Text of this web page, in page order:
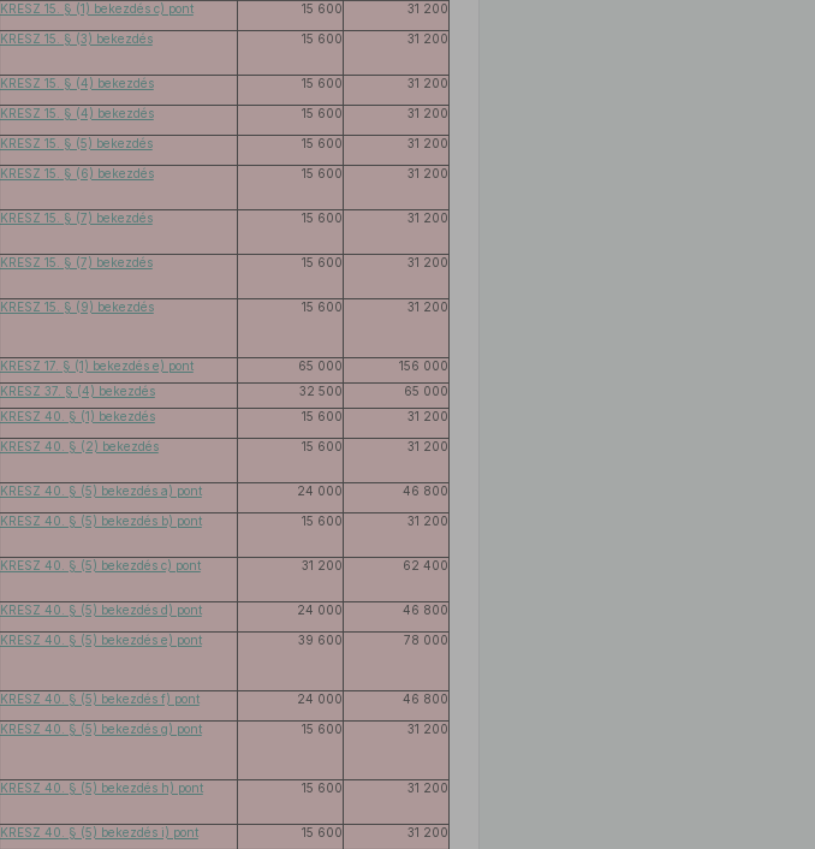
KRESZ 15. § (1) bekezdés c) pont 15 600 31 200
KRESZ 15. § (3) bekezdés 15 600 31 200
KRESZ 15. § (4) bekezdés 15 600 31 200
KRESZ 15. § (4) bekezdés 15 600 31 200
KRESZ 15. § (5) bekezdés 15 600 31 200
KRESZ 15. § (6) bekezdés 15 600 31 200
KRESZ 15. § (7) bekezdés 15 600 31 200
KRESZ 15. § (7) bekezdés 15 600 31 200
KRESZ 15. § (9) bekezdés 15 600 31 200
KRESZ 17. § (1) bekezdés e) pont 65 000
156 000
KRESZ 37. § (4) bekezdés 32 500
65 000
KRESZ 40. § (1) bekezdés 15 600 31 200
KRESZ 40. § (2) bekezdés 15 600 31 200
KRESZ 40. § (5) bekezdés a) pont 24 000 46 800
KRESZ 40. § (5) bekezdés b) pont 15 600 31 200
KRESZ 40. § (5) bekezdés c) pont 31 200 62 400
KRESZ 40. § (5) bekezdés d) pont 24 000 46 800
KRESZ 40. § (5) bekezdés e) pont 39 600 78 000
KRESZ 40. § (5) bekezdés f) pont 24 000 46 800
KRESZ 40. § (5) bekezdés g) pont 15 600 31 200
KRESZ 40. § (5) bekezdés h) pont 15 600 31 200
KRESZ 40. § (5) bekezdés i) pont 15 600
31 200